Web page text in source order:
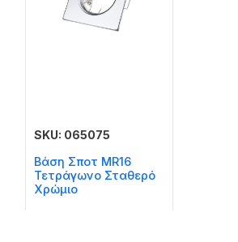
SKU: 065075
Βάση Σποτ MR16
Τετράγωνο Σταθερό
Χρώμιο